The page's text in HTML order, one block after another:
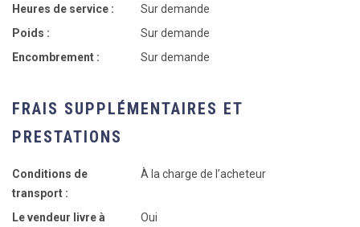
Heures de service :
Sur demande
Poids :
Sur demande
Encombrement :
Sur demande
FRAIS SUPPLÉMENTAIRES ET
PRESTATIONS
Conditions de
transport :
À la charge de l’acheteur
Le vendeur livre à
Oui